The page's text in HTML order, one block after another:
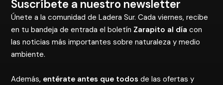
Suscríbete a nuestro newsletter
Únete a la comunidad de Ladera Sur. Cada viernes, recibe
en tu bandeja de entrada el boletín Zarapito al día con
las noticias más importantes sobre naturaleza y medio
ambiente.
Además, entérate antes que todos de las ofertas y